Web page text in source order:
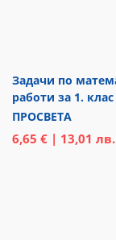
Задачи по
работи за 1. клас
ПРОСВЕТА
6,65 € | 13,01 лв.